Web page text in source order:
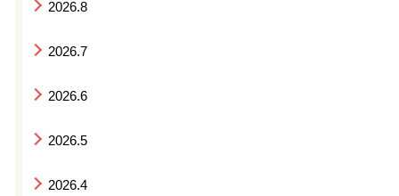
2026.8
2026.7
2026.6
2026.5
2026.4